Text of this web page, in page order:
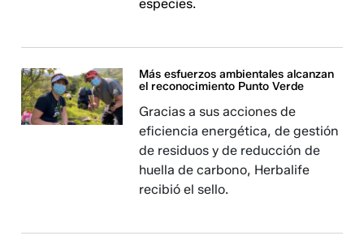
especies.
Más esfuerzos ambientales alcanzan
el reconocimiento Punto Verde
Gracias a sus acciones de
eficiencia energética, de gestión
de residuos y de reducción de
huella de carbono, Herbalife
recibió el sello.